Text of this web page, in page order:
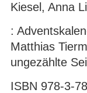
Kiesel, Anna
:
Matthias
ungezählte
ISBN 978-3-